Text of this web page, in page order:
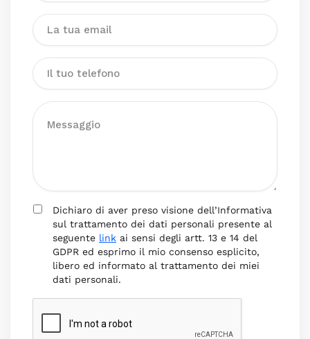
Dichiaro di aver preso visione dell’Informativa
sul trattamento dei dati personali presente al
seguente link ai sensi degli artt. 13 e 14 del
GDPR ed esprimo il mio consenso esplicito,
libero ed informato al trattamento dei miei
dati personali.